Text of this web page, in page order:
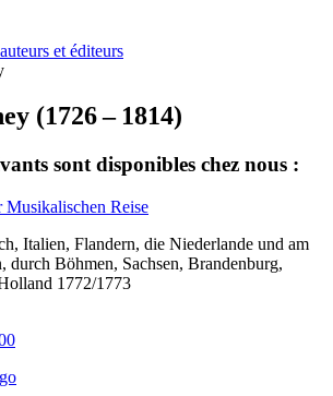
et éditeurs
(1726– 1814)
sont disponibles chez nous :
Musikalischen Reise
Italien, Flandern, die Niederlande und am
durch Böhmen, Sachsen, Brandenburg,
1772/1773